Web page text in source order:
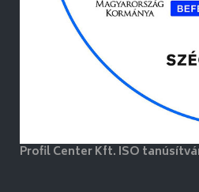
Profil Center Kft. ISO